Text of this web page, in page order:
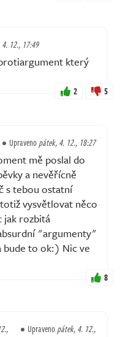
12., 17:49
který
2 5
Upravenopátek, 4. 12., 18:27
mě poslal do
a nevěřícně
s tebou ostatní
vysvětlovat něco
jak rozbitá
"argumenty"
bude to ok:) Nic ve
8
Upravenopátek, 4. 12.,